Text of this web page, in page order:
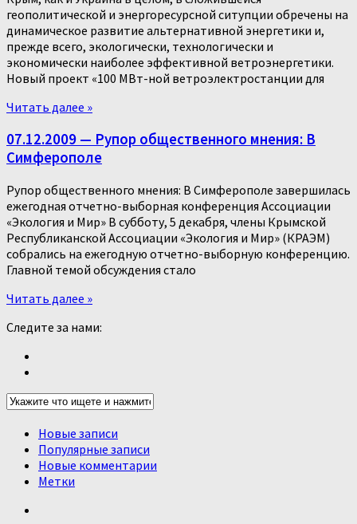
геополитической и энергоресурсной ситупции обречены на
динамическое развитие альтернативной энергетики и,
прежде всего, экологически, технологически и
экономически наиболее эффективной ветроэнергетики.
Новый проект «100 МВт-ной ветроэлектростанции для
Читать далее »
07.12.2009 — Рупор общественного мнения: В
Симферополе
Рупор общественного мнения: В Симферополе завершилась
ежегодная отчетно-выборная конференция Ассоциации
«Экология и Мир» В субботу, 5 декабря, члены Крымской
Республиканской Ассоциации «Экология и Мир» (КРАЭМ)
собрались на ежегодную отчетно-выборную конференцию.
Главной темой обсуждения стало
Читать далее »
Следите за нами:
Новые записи
Популярные записи
Новые комментарии
Метки